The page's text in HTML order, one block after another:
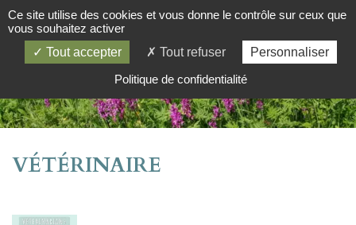
VÉTÉRINAIRE
Ce site utilise des cookies et vous donne le contrôle sur ceux que
vous souhaitez activer
Tout accepter
Tout refuser
Personnaliser
Politique de confidentialité